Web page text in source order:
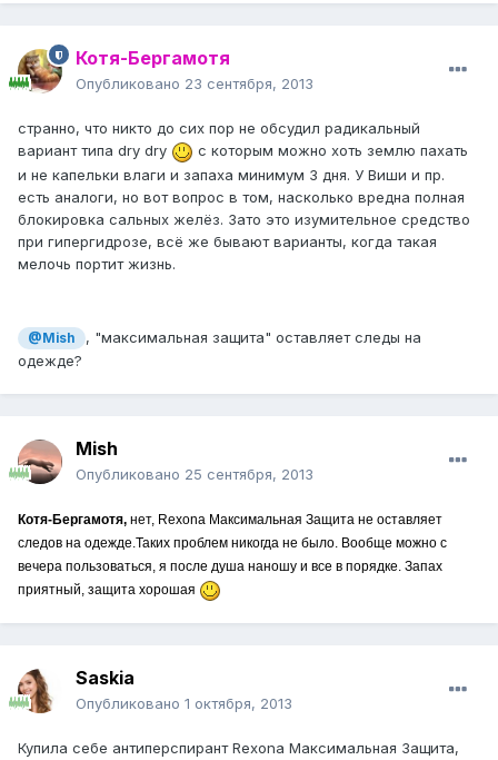
Котя-Бергамотя
Опубликовано 23 сентября, 2013
странно, что никто до сих пор не обсудил радикальный
вариант типа dry dry
с которым можно хоть землю пахать
и не капельки влаги и запаха минимум 3 дня. У Виши и пр.
есть аналоги, но вот вопрос в том, насколько вредна полная
блокировка сальных желёз. Зато это изумительное средство
при гипергидрозе, всё же бывают варианты, когда такая
мелочь портит жизнь.
@Mish
, "максимальная защита" оставляет следы на
одежде?
Mish
Опубликовано 25 сентября, 2013
Котя-Бергамотя, нет, Rexona Максимальная Защита не оставляет
следов на одежде.Таких проблем никогда не было. Вообще можно с
вечера пользоваться, я после душа наношу и все в порядке. Запах
приятный, защита хорошая
Saskia
Опубликовано 1 октября, 2013
Купила себе антиперспирант Rexona Максимальная Защита,